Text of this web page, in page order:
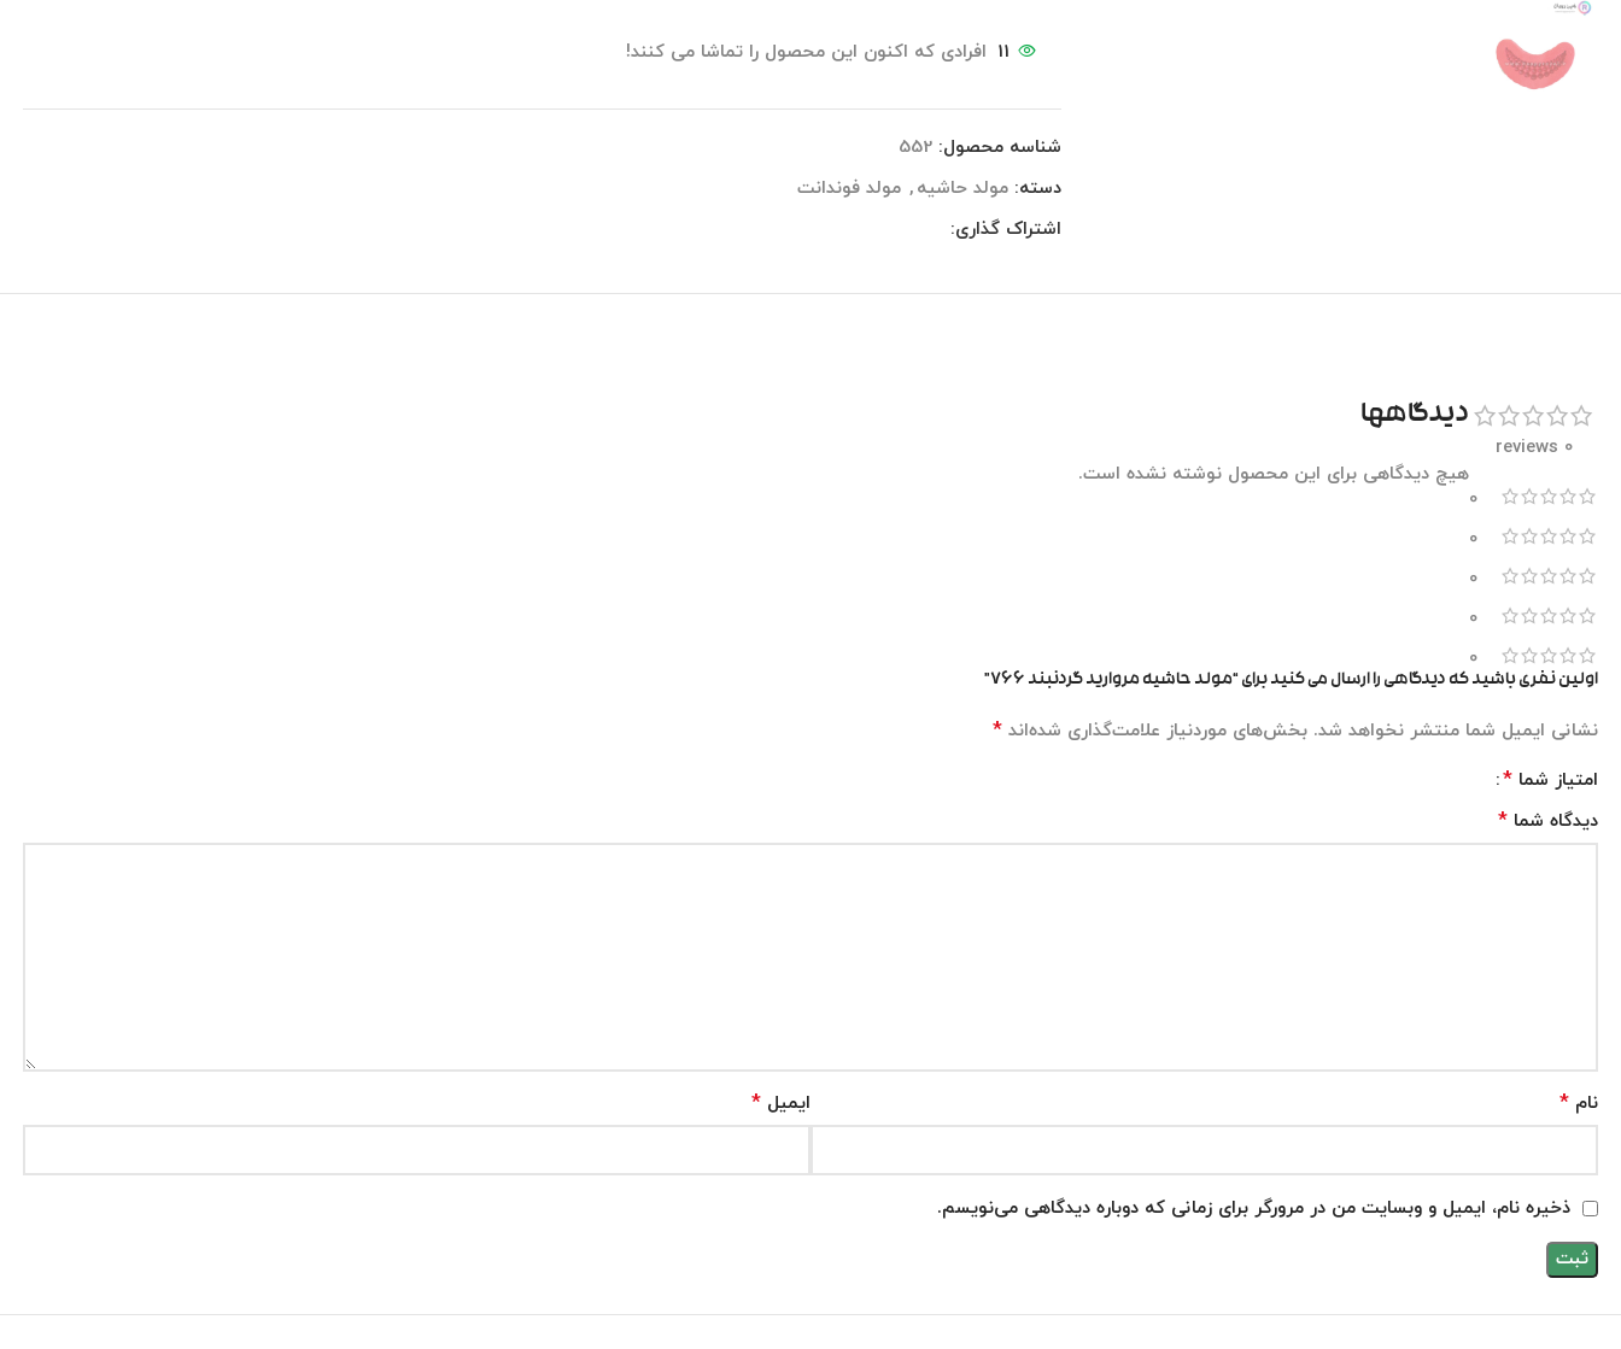
11 افرادی که اکنون این محصول را تماشا می کنند!
شناسه محصول:552
دسته: مولد حاشیه, مولد فوندانت
اشتراک گذاری:
0 reviews
0
0
0
0
0
دیدگاهها
هیچ دیدگاهی برای این محصول نوشته نشده است.
اولین نفری باشید که دیدگاهی را ارسال می کنید برای “مولد حاشیه مروارید گردنبند ۷۶۶”
نشانی ایمیل شما منتشر نخواهد شد. بخش‌های موردنیاز علامت‌گذاری شده‌اند *
امتیاز شما *
دیدگاه شما *
نام * ایمیل *
ذخیره نام، ایمیل و وبسایت من در مرورگر برای زمانی که دوباره دیدگاهی می‌نویسم.